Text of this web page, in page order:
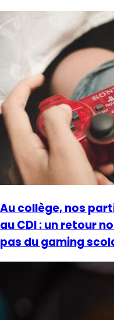
Au collège, nos
au CDI : un retour
pas du gaming